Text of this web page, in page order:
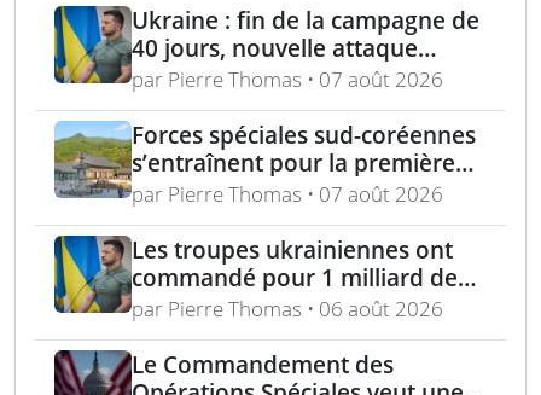
Ukraine : fin de la campagne de
40 jours, nouvelle attaque
contre Wildberries et
élimination d’un général russe à
Moscou
par Pierre Thomas • 07 août 2026
Forces spéciales sud-coréennes
s’entraînent pour la première
fois avec les Royal Marines au
Royaume-Uni
par Pierre Thomas • 07 août 2026
Les troupes ukrainiennes ont
commandé pour 1 milliard de
dollars lors de la première
année du marché Brave1
par Pierre Thomas • 06 août 2026
Le Commandement des